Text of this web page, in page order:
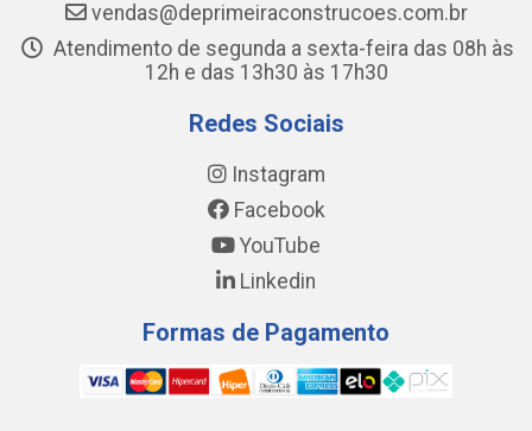
vendas@deprimeiraconstrucoes.com.br
Atendimento de segunda a sexta-feira das 08h às
12h e das 13h30 às 17h30
Redes Sociais
Instagram
Facebook
YouTube
Linkedin
Formas de Pagamento